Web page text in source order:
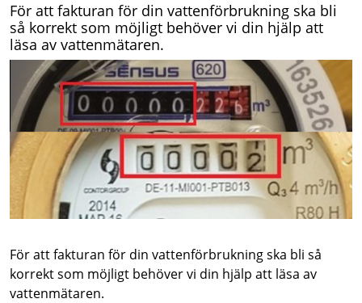
För att fakturan för din vattenförbrukning ska bli
så korrekt som möjligt behöver vi din hjälp att
läsa av vattenmätaren.
För att fakturan för din vattenförbrukning ska bli så
korrekt som möjligt behöver vi din hjälp att läsa av
vattenmätaren.